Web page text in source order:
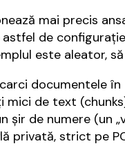
mai precis
de
este aleator,
documentele
mici de text
de numere (un
privată, strict pe